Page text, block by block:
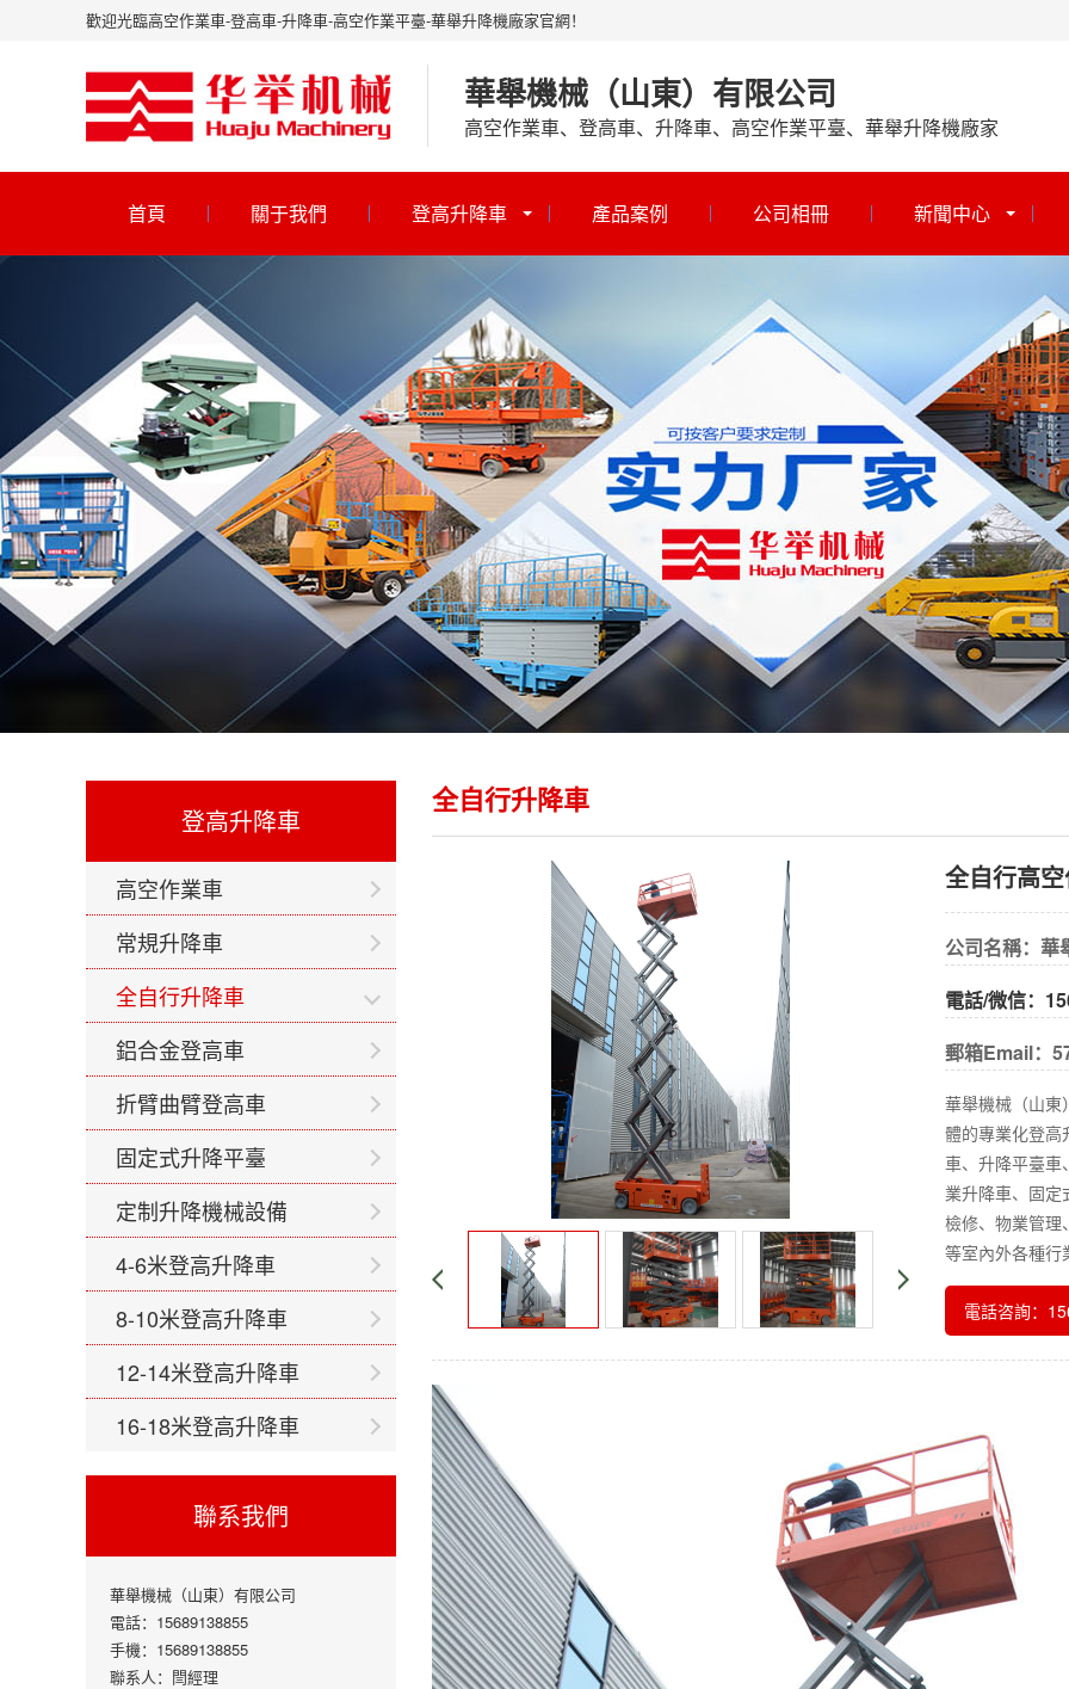
歡迎光臨高空作業車-登高車-升降車-高空作業平臺-華舉升降機廠家官網！
華舉機械（山東）有限公司
高空作業車、登高車、升降車、高空作業平臺、華舉升降機廠家
首頁 關于我們 登高升降車 產品案例 公司相冊 新聞中心
登高升降車
高空作業車
常規升降車
全自行升降車
鋁合金登高車
折臂曲臂登高車
固定式升降平臺
定制升降機械設備
4-6米登高升降車
8-10米登高升降車
12-14米登高升降車
16-18米登高升降車
聯系我們
華舉機械（山東）有限公司
電話：15689138855
手機：15689138855
聯系人：閆經理
全自行升降車
全自行高
公司名稱：華
電話/微信：
郵箱Email：
華舉機械（山東
體的專業化登高
車、升降平臺車
業升降車、固
檢修、物業管理
等室內外各種行
電話咨詢：